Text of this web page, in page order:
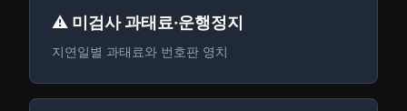
⚠️ 미검사 과태료·운행정지
지연일별 과태료와 번호판 영치